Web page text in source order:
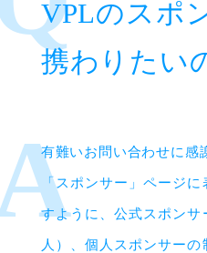
VPLのスポ
携わりたい
有難いお問い合わせに感
「スポンサー」ページ
すように、公式スポン
人）、個人スポンサー